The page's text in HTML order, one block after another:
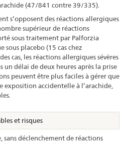
(47/841 contre 39/335).
s’opposent des réactions allergiques
supérieur de réactions
sous traitement par Palforzia
sous placebo (15 cas chez
cas, les réactions allergiques sévères
un délai de deux heures après la prise
peuvent être plus faciles à gérer que
exposition accidentelle à l’arachide,
et risques
sans déclenchement de réactions